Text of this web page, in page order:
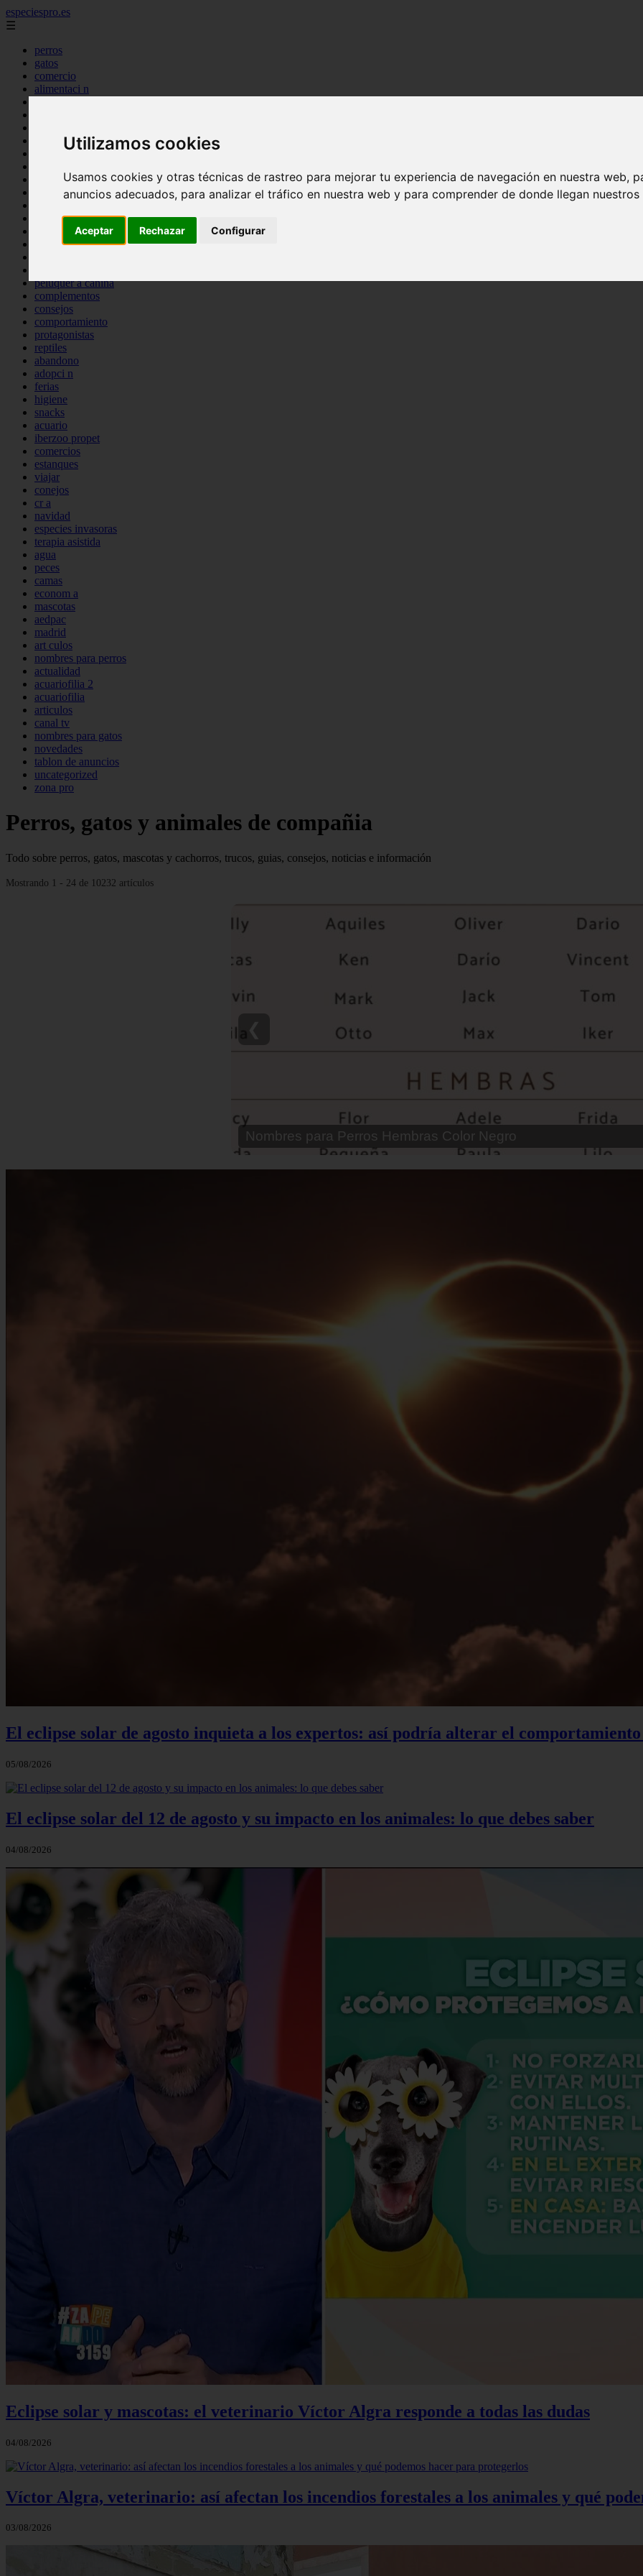
Utilizamos cookies
Usamos cookies y otras técnicas de rastreo para mejorar tu experiencia de navegación en nuestra web,
anuncios adecuados, para analizar el tráfico en nuestra web y para comprender de donde llegan
Aceptar Rechazar Configurar
especiespro.es
☰
perros
gatos
comercio
alimentaci n
tenencia responsable
marketing
peque os mam feros
legislaci n
peluquer a canina
complementos
consejos
comportamiento
protagonistas
reptiles
abandono
adopci n
ferias
higiene
snacks
acuario
iberzoo propet
comercios
estanques
viajar
conejos
cr a
navidad
especies invasoras
terapia asistida
agua
peces
camas
econom a
mascotas
aedpac
madrid
art culos
nombres para perros
actualidad
acuariofilia 2
acuariofilia
articulos
canal tv
nombres para gatos
novedades
tablon de anuncios
uncategorized
zona pro
Perros, gatos y animales de compañia
Todo sobre perros, gatos, mascotas y cachorros, trucos, guias, consejos, noticias e información
Mostrando 1 - 24 de 10232 artículos
Nombre para Parejas de Gatos
El eclipse solar de agosto inquieta a los expertos: así podría alterar el
05/08/2026
El eclipse solar del 12 de agosto y su impacto en los animales: lo que debes saber
04/08/2026
Eclipse solar y mascotas: el veterinario Víctor Algra responde a todas las dudas
04/08/2026
Víctor Algra, veterinario: así afectan los incendios forestales a los animales y qué
03/08/2026